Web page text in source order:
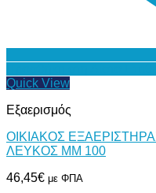
Quick View
Εξαερισμός
ΟΙΚΙΑΚΟΣ
ΛΕΥΚΟΣ MM 100
46,45€ με ΦΠΑ